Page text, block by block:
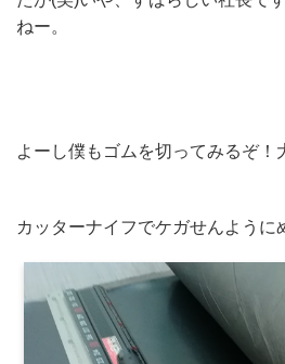
ねー。
よーし僕もゴムを切ってみるぞ！
カッターナイフでケガせんように